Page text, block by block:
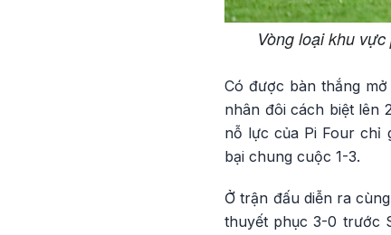
Vòng loại khu
Có được bàn thắng
nhân đôi cách biệt lên
nỗ lực của Pi Four chỉ
bại chung cuộc 1-3.
Ở trận đấu diễn ra
thuyết phục 3-0 trước